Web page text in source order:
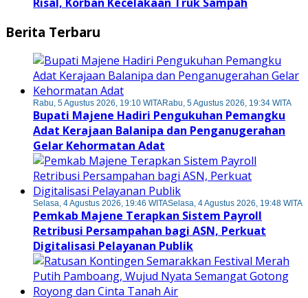
Berita Terbaru
Rabu, 5 Agustus 2026, 19:10 WITARabu, 5 Agustus 2026, 19:34 WITA
Bupati Majene Hadiri Pengukuhan Pemangku
Adat Kerajaan Balanipa dan Penganugerahan
Gelar Kehormatan Adat
Selasa, 4 Agustus 2026, 19:46 WITASelasa, 4 Agustus 2026, 19:48 WITA
Pemkab Majene Terapkan Sistem Payroll
Retribusi Persampahan bagi ASN, Perkuat
Digitalisasi Pelayanan Publik